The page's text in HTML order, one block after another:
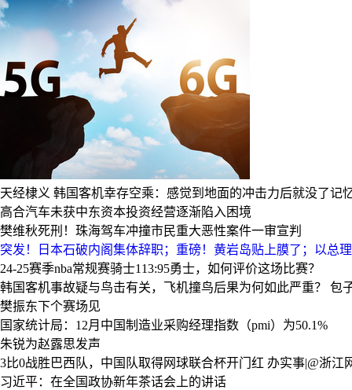
天经棣义 韩国客机幸存空乘：感觉到地面的冲击力后就没了记
高合汽车未获中东资本投资经营逐渐陷入困境
樊维秋死刑！珠海驾车冲撞市民重大恶性案件一审宣判
突发！日本石破内阁集体辞职；重磅！黄岩岛贴上膜了；以总
24-25赛季nba常规赛骑士113:95勇士，如何评价这场比赛？
韩国客机事故疑与鸟击有关，飞机撞鸟后果为何如此严重？
包
樊振东下个赛场见
国家统计局：12月中国制造业采购经理指数（pmi）为50.1%
朱锐为赵露思发声
3比0战胜巴西队，中国队取得网球联合杯开门红 办实事|@浙江
习近平：在全国政协新年茶话会上的讲话